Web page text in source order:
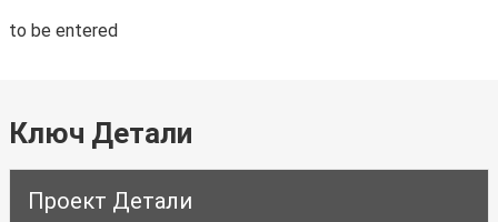
to be entered
Ключ Детали
Проект Детали